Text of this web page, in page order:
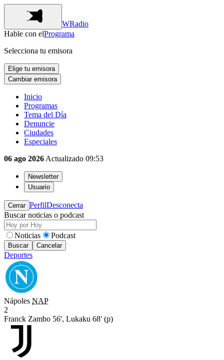
WRadio
Hable con elPrograma
Selecciona tu emisora
Elige tu emisora
Cambiar emisora
Inicio
Programas
Tema del Día
Denuncie
Ciudades
Especiales
06 ago 2026 Actualizado 09:53
Newsletter
Usuario
Cerrar PerfilDesconecta
Buscar noticias o podcast
Noticias Podcast
Buscar Cancelar
Deportes
Nápoles NAP
2
Franck Zambo 56', Lukaku 68' (p)